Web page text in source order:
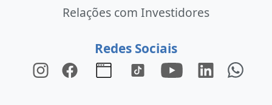
Relações com Investidores
Redes Sociais